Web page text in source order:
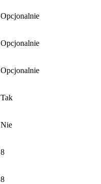
Opcjonalnie
Opcjonalnie
Opcjonalnie
Tak
Nie
8
8